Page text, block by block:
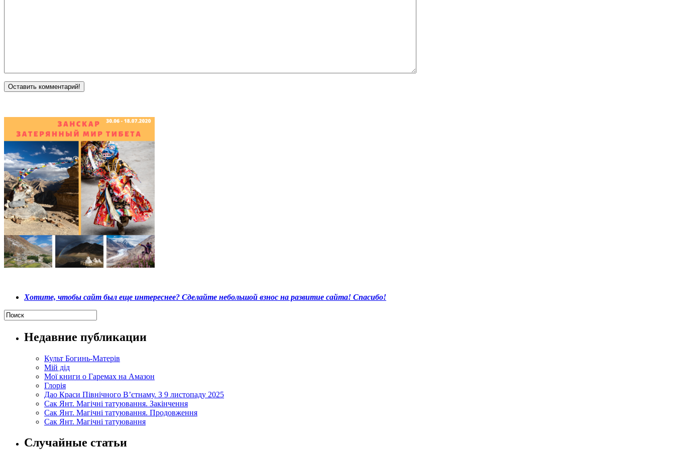
Хотите, чтобы сайт был еще интереснее? Сделайте небольшой взнос на развитие сайта! Спасибо!
Недавние публикации
Культ Богинь-Матерів
Мій дід
Мої книги о Гаремах на Амазон
Глорія
Дао Краси Північного В’єтнаму. З 9 листопаду 2025
Сак Янт. Магічні татуювання. Закінчення
Сак Янт. Магічні татуювання. Продовження
Сак Янт. Магічні татуювання
Случайные статьи